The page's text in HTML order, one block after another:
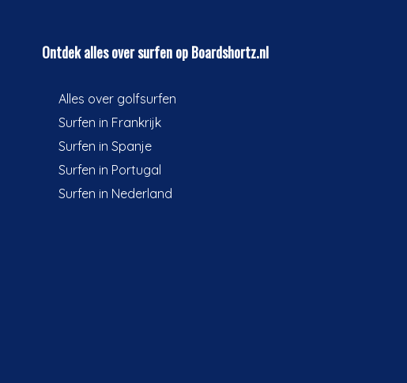
Ontdek alles over surfen op Boardshortz.nl
Alles over golfsurfen
Surfen in Frankrijk
Surfen in Spanje
Surfen in Portugal
Surfen in Nederland